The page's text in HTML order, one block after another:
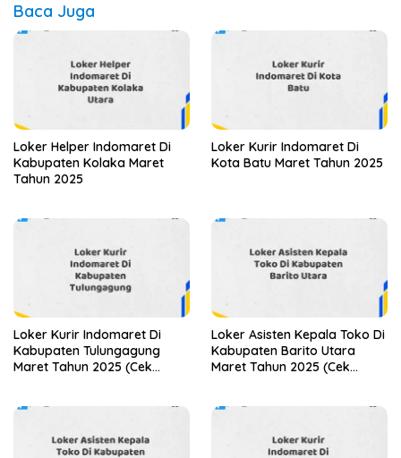
Baca Juga
Loker Helper Indomaret Di
Kabupaten Kolaka Maret
Tahun 2025
Loker Kurir Indomaret Di
Kota Batu Maret Tahun 2025
Loker Kurir Indomaret Di
Kabupaten Tulungagung
Maret Tahun 2025 (Cek
Loker Asisten Kepala Toko Di
Kabupaten Barito Utara
Maret Tahun 2025 (Cek